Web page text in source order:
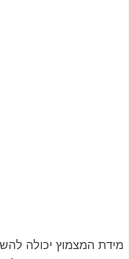
מידת המצמוץ יכולה